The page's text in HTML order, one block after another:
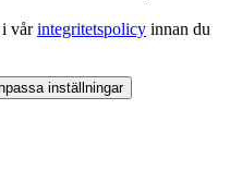
i vårintegritetspolicy innan du
inställningar